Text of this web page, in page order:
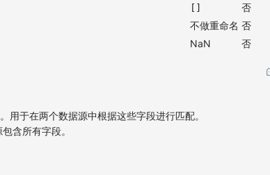
[] 否
不做重命名 否
NaN 否
用于在两个数据源中根据这些字段进行匹配。
含所有字段。